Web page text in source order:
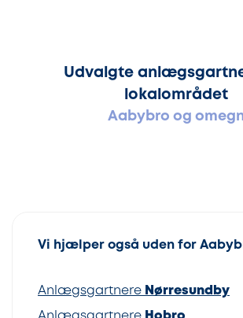
Udvalgte
lokalområdet
Aabybro og
Vi hjælper også uden for
Anlægsgartnere Nørresundby